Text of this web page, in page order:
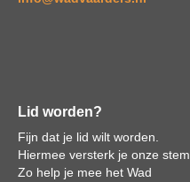
Lid worden?
Fijn dat je lid wilt worden.
Hiermee versterk je onze stem.
Zo help je mee het Wad